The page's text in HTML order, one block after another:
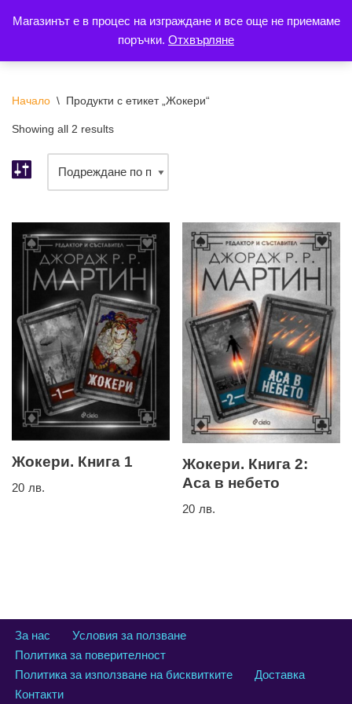
Магазинът е в процес на изграждане и все още не приемаме
поръчки. Отхвърляне
към
Начало \ Продукти с етикет „Жокери“
Showing all 2 results
Жокери. Книга 1
20 лв.
Жокери. Книга 2:
Аса в небето
20 лв.
За нас
Условия за ползване
Политика за поверителност
Политика за използване на бисквитките
Доставка
Контакти